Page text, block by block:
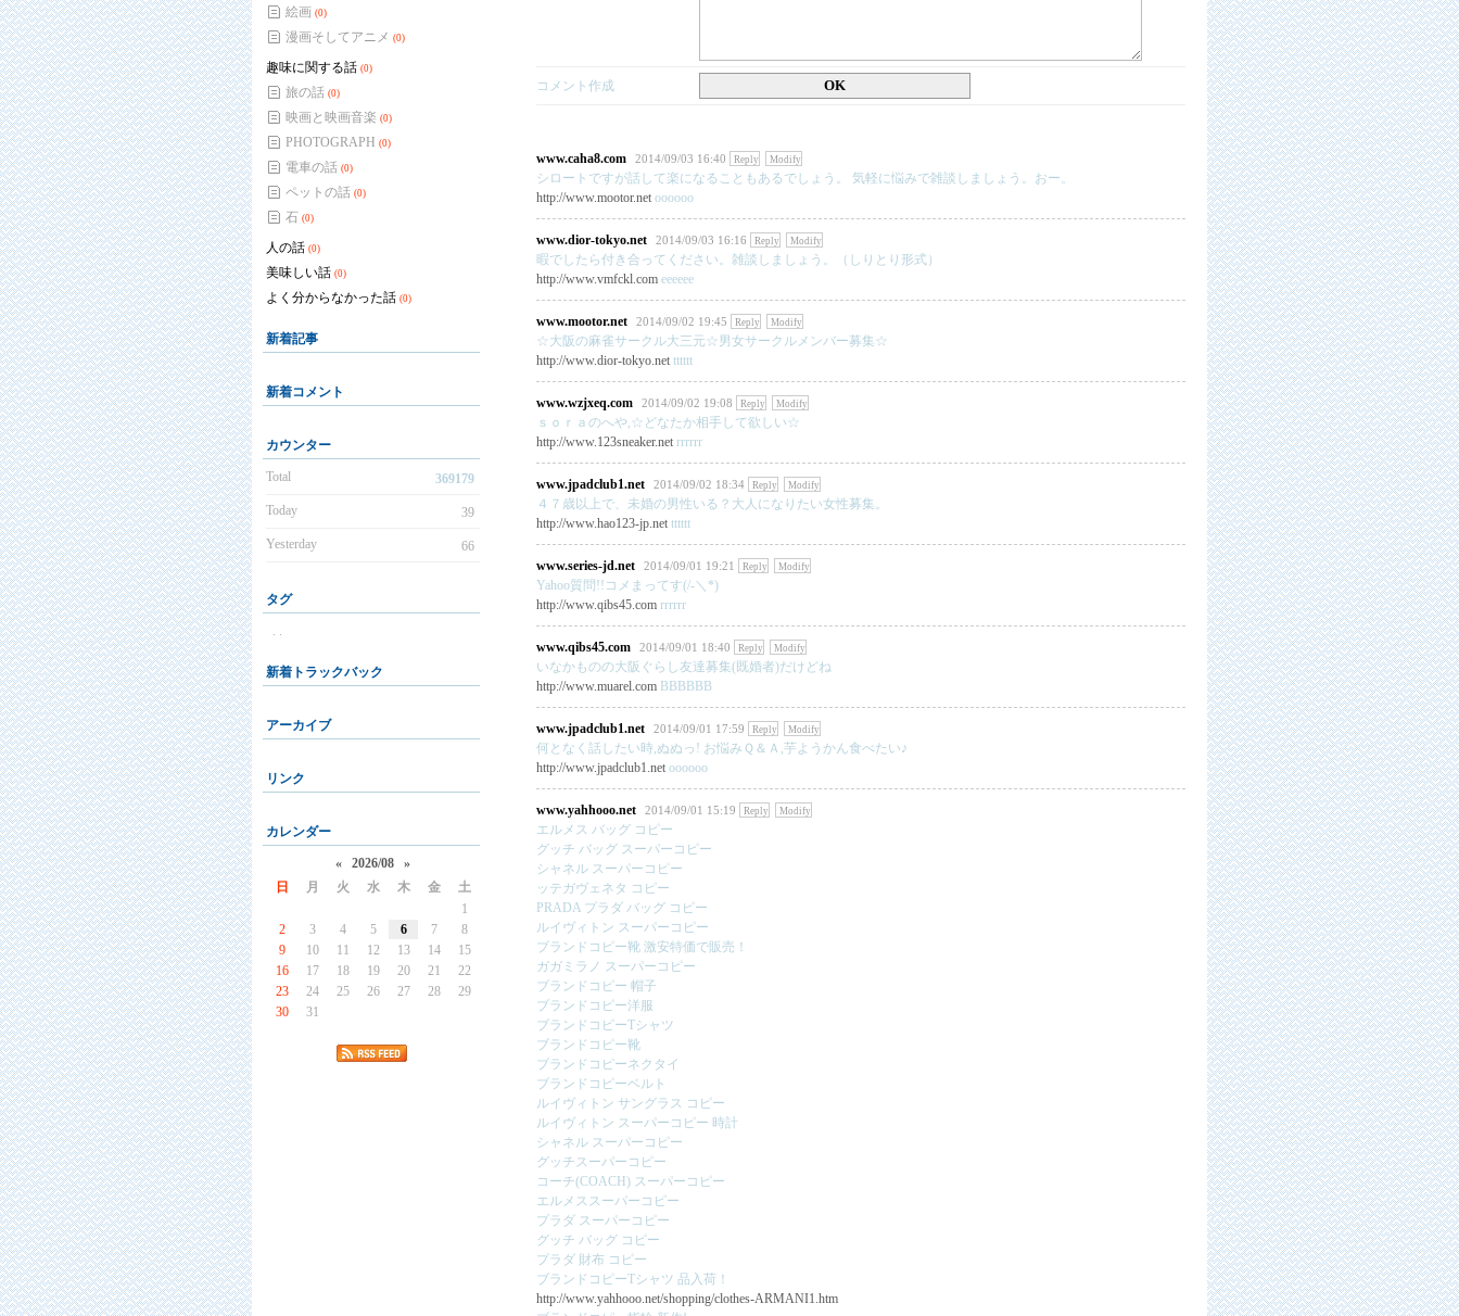
コメント作成 OK
www.caha8.com 2014/09/03 16:40 Reply Modify
シロートですが話して楽になることもあるでしょう。 気軽に悩みで雑談しましょう。おー。
http://www.mootor.net oooooo
www.dior-tokyo.net 2014/09/03 16:16 Reply Modify
暇でしたら付き合ってください。雑談しましょう。（しりとり形式）
http://www.vmfckl.com eeeeee
www.mootor.net 2014/09/02 19:45 Reply Modify
☆大阪の麻雀サークル大三元☆男女サークルメンバー募集☆
http://www.dior-tokyo.net tttttt
www.wzjxeq.com 2014/09/02 19:08 Reply Modify
ｓｏｒａのへや,☆どなたか相手して欲しい☆
http://www.123sneaker.net rrrrrr
www.jpadclub1.net 2014/09/02 18:34 Reply Modify
４７歳以上で、未婚の男性いる？大人になりたい女性募集。
http://www.hao123-jp.net tttttt
www.series-jd.net 2014/09/01 19:21 Reply Modify
Yahoo質問!!コメまってす(/-＼*)
http://www.qibs45.com rrrrrr
www.qibs45.com 2014/09/01 18:40 Reply Modify
いなかものの大阪ぐらし友達募集(既婚者)だけどね
http://www.muarel.com BBBBBB
www.jpadclub1.net 2014/09/01 17:59 Reply Modify
何となく話したい時,ぬぬっ! お悩みＱ＆Ａ,芋ようかん食べたい♪
http://www.jpadclub1.net oooooo
www.yahhooo.net 2014/09/01 15:19 Reply Modify
エルメス バッグ コピー
グッチ バッグ スーパーコピー
シャネル スーパーコピー
ッテガヴェネタ コピー
PRADA プラダ バッグ コピー
ルイヴィトン スーパーコピー
ブランドコピー靴 激安特価で販売！
ガガミラノ スーパーコピー
ブランドコピー 帽子
ブランドコピー洋服
ブランドコピーTシャツ
ブランドコピー靴
ブランドコピーネクタイ
ブランドコピーベルト
ルイヴィトン サングラス コピー
ルイヴィトン スーパーコピー 時計
シャネル スーパーコピー
グッチスーパーコピー
コーチ(COACH) スーパーコピー
エルメススーパーコピー
プラダ スーパーコピー
グッチ バッグ コピー
プラダ 財布 コピー
ブランドコピーTシャツ 品入荷！
http://www.yahhooo.net/shopping/clothes-ARMANI1.htm
絵画 (0)
漫画そしてアニメ (0)
趣味に関する話 (0)
旅の話 (0)
映画と映画音楽 (0)
PHOTOGRAPH (0)
電車の話 (0)
ペットの話 (0)
石 (0)
人の話 (0)
美味しい話 (0)
よく分からなかった話 (0)
新着記事
新着コメント
カウンター
Total 369179
Today 39
Yesterday 66
タグ
. .
新着トラックバック
アーカイブ
リンク
カレンダー
« 2026/08
»
日
月 火 水 木 金
土
1
2
3 4 5 6 7
8
9
10 11 12 13 14
15
16
17 18 19 20 21
22
23
24 25 26 27 28
29
30
31